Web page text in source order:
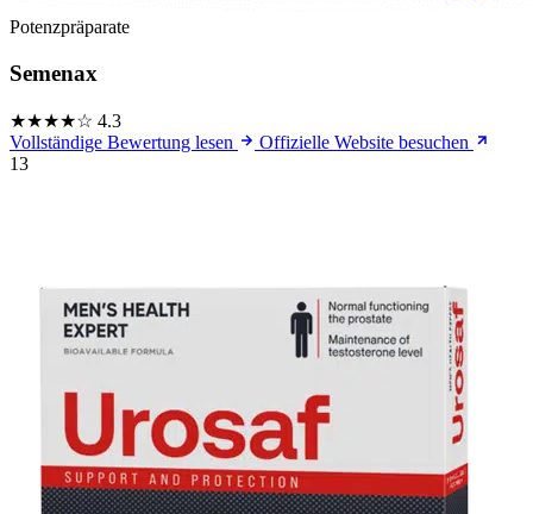
Potenzpräparate
Semenax
★★★★☆ 4.3
Vollständige Bewertung lesen
Offizielle Website besuchen
13